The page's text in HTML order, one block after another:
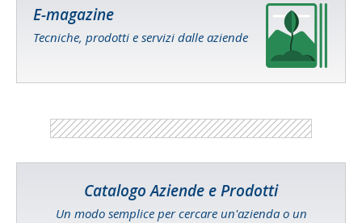
E-magazine
Tecniche, prodotti e servizi dalle aziende
Catalogo Aziende e Prodotti
Un modo semplice per cercare un'azienda o un